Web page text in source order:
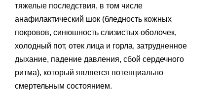
тяжелые последствия, в том числе
анафилактический шок (бледность кожных
покровов, синюшность слизистых оболочек,
холодный пот, отек лица и горла, затрудненное
дыхание, падение давления, сбой сердечного
ритма), который является потенциально
смертельным состоянием.